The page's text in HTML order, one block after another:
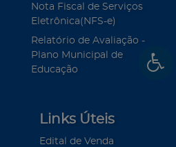
Nota Fiscal de Serviços
Eletrônica(NFS-e)
Relatório de Avaliação -
Plano Municipal de
Educação
Links Úteis
Edital de Venda